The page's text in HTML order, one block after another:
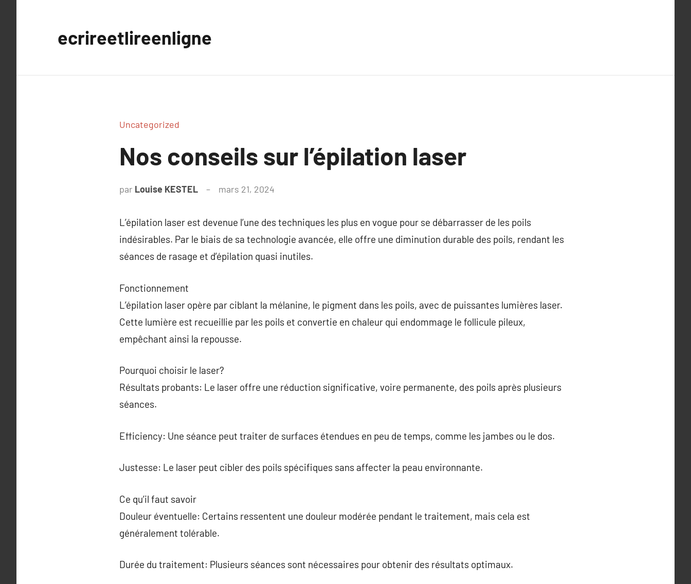
ecrireetlireenligne
Uncategorized
Nos conseils sur l’épilation laser
par Louise KESTEL mars 21, 2024
L’épilation laser est devenue l’une des techniques les plus en vogue pour se débarrasser de les poils
indésirables. Par le biais de sa technologie avancée, elle offre une diminution durable des poils, rendant les
séances de rasage et d’épilation quasi inutiles.
Fonctionnement
L’épilation laser opère par ciblant la mélanine, le pigment dans les poils, avec de puissantes lumières laser.
Cette lumière est recueillie par les poils et convertie en chaleur qui endommage le follicule pileux,
empêchant ainsi la repousse.
Pourquoi choisir le laser?
Résultats probants: Le laser offre une réduction significative, voire permanente, des poils après plusieurs
séances.
Efficiency: Une séance peut traiter de surfaces étendues en peu de temps, comme les jambes ou le dos.
Justesse: Le laser peut cibler des poils spécifiques sans affecter la peau environnante.
Ce qu’il faut savoir
Douleur éventuelle: Certains ressentent une douleur modérée pendant le traitement, mais cela est
généralement tolérable.
Durée du traitement: Plusieurs séances sont nécessaires pour obtenir des résultats optimaux.